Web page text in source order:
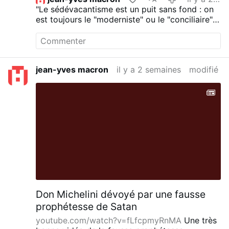
"Le sédévacantisme est un puit sans fond : on
est toujours le "moderniste" ou le "conciliaire"
jean-yves macron il y a 2 semaines modifié
Don Michelini dévoyé par une fausse
prophétesse de Satan
youtube.com/watch?v=fLfcpmyRnMA Une très